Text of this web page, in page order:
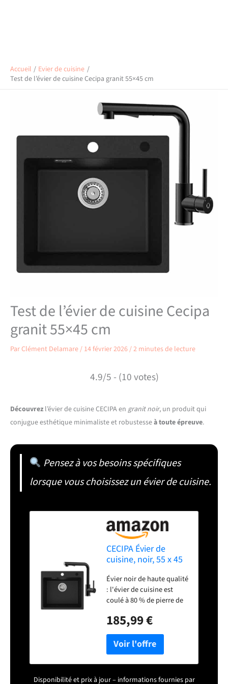
Accueil
Evier de cuisine
Test de l’évier de cuisine Cecipa granit 55×45 cm
Test de l’évier de cuisine Cecipa
granit 55×45 cm
ParClément Delamare/ 14 février 2026/2 minutes de lecture
4.9/5 - (10 votes)
Découvrez l’évier de cuisine CECIPA en granit noir, un produit qui
conjugue esthétique minimaliste et robustesseà toute épreuve.
Pensez à vos besoins spécifiques
lorsque vous choisissez un évier de cuisine.
CECIPA Évier de
cuisine, noir, 55 x 45
bac, encastrable,
80% sable de quartz,
avec siphon
Évier noir de haute qualité
: l'évier de cuisine est
coulé à 80 % de pierre de
20 % de matériau en
résine, qui a une
excellente résistance à
l'usure et à la corrosion.
Design pratique : nous
avons conçu 2 trous de
185,99 €
Disponibilité et prix à jour – informations fournies par